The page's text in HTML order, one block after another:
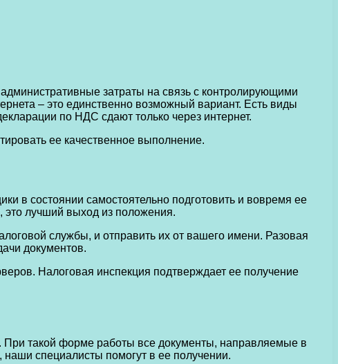
затраты на связь с контролирующими
– это единственно возможный вариант. Есть виды
по НДС сдают только через интернет.
ее качественное выполнение.
в состоянии самостоятельно подготовить и вовремя ее
это лучший выход из положения.
службы, и отправить их от вашего имени. Разовая
документов.
Налоговая инспекция подтверждает ее получение
При такой форме работы все документы, направляемые в
специалисты помогут в ее получении.